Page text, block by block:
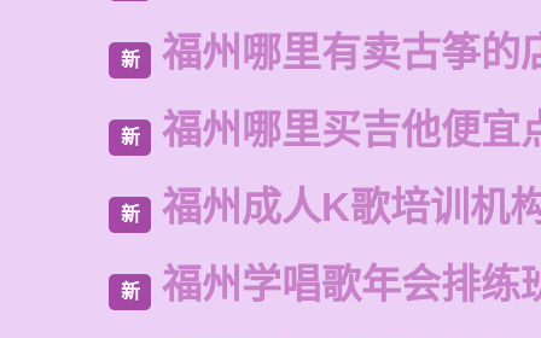
新 福州哪里有卖古筝的
新 福州哪里买吉他便宜
新 福州成人K歌培训机
新 福州学唱歌年会排练